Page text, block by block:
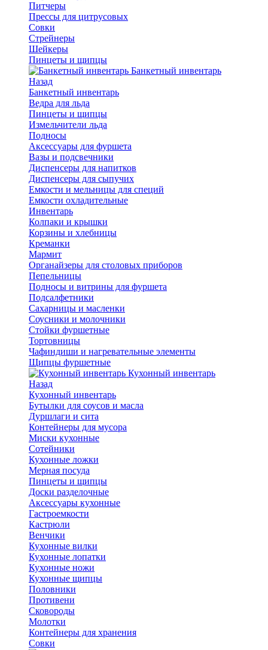
Питчеры
Прессы для цитрусовых
Совки
Стрейнеры
Шейкеры
Пинцеты и щипцы
Банкетный инвентарь
Назад
Банкетный инвентарь
Ведра для льда
Пинцеты и щипцы
Измельчители льда
Подносы
Аксессуары для фуршета
Вазы и подсвечники
Диспенсеры для напитков
Диспенсеры для сыпучих
Емкости и мельницы для специй
Емкости охладительные
Инвентарь
Колпаки и крышки
Корзины и хлебницы
Креманки
Мармит
Органайзеры для столовых приборов
Пепельницы
Подносы и витрины для фуршета
Подсалфетники
Сахарницы и масленки
Соусники и молочники
Стойки фуршетные
Тортовницы
Чафиндиши и нагревательные элементы
Щипцы фуршетные
Кухонный инвентарь
Назад
Кухонный инвентарь
Бутылки для соусов и масла
Дуршлаги и сита
Контейнеры для мусора
Миски кухонные
Сотейники
Кухонные ложки
Мерная посуда
Пинцеты и щипцы
Доски разделочные
Аксессуары кухонные
Гастроемкости
Кастрюли
Венчики
Кухонные вилки
Кухонные лопатки
Кухонные ножи
Кухонные щипцы
Половники
Противени
Сковороды
Молотки
Контейнеры для хранения
Совки